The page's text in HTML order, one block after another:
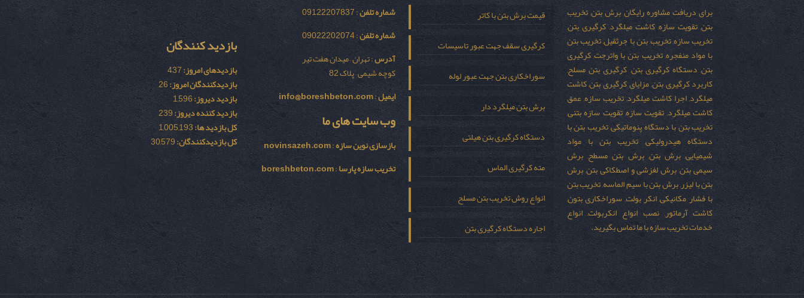
برای دریافت مشاوره رایگان برش بتن, تخریب
بتن, تقویت سازه, کاشت میلگرد, کرگیری بتن,
تخریب سازه, تخریب بتن با جرثقیل, تخریب بتن
با مواد منفجره, تخریب بتن با واترجت, کرگیری
بتن, دستگاه کرگیری بتن, کرگیری بتن مسلح,
کاربرد کرگیری بتن, مزایای کرگیری بتن, کاشت
میلگرد, اجرا کاشت میلگرد, تخریب سازه, عمق
کاشت میلگرد, تقویت سازه, تقویت سازه بتنی,
تخریب بتن با دستگاه پنوماتیکی, تخریب بتن با
دستگاه هیدرولیکی, تخریب بتن با مواد
شیمیایی, برش بتن, برش بتن مسطح, برش
سیمی بتن, برش لغزشی و اصطکاکی بتن, برش
بتن با لیزر, برش بتن با سیم الماسه, تخریب بتن
با فشار مکانیکی, انکر بولت, سوراخکاری بتون,
کاشت آرماتور, نصب انواع انکربولت, انواع
خدمات تخریب سازه با ما تماس بگیرید.
قیمت برش بتن با کاتر
کرگیری سقف جهت عبور تاسیسات
سوراخکاری بتن جهت عبور لوله
برش بتن میلگرد دار
دستگاه کرگیری بتن هیلتی
مته کرگیری الماس
انواع روش تخریب بتن مسلح
اجاره دستگاه کرگیری بتن
شماره تلفن: 09122207837
شماره تلفن: 09022202074
آدرس: تهران – میدان هفت تیر
کوچه شیمی – پلاک 82
ایمیل:
info@boreshbeton.com
وب سایت های ما
بازسازی نوين سازه:
novinsazeh.com
تخریب سازه پارسا:
boreshbeton.com
بازدید کنندگان
بازدیدهای امروز:437
بازدیدکنندگان امروز:26
بازدید دیروز:1,596
بازدید کننده دیروز:239
کل بازدید ها:1,005,193
کل بازدیدکنند‌گان:30,579